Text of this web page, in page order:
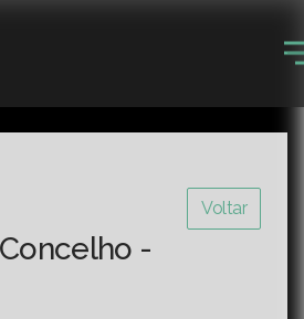
Voltar
-